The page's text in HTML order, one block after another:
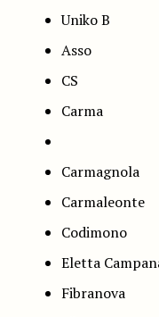
Uniko B
Asso
CS
Carma
Carmagnola
Carmaleonte
Codimono
Eletta
Fibranova